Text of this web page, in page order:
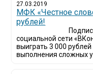
27.03.2019
МФК «Честное
рублей!
социальной сети
выиграть 3 000
выполнения сложных